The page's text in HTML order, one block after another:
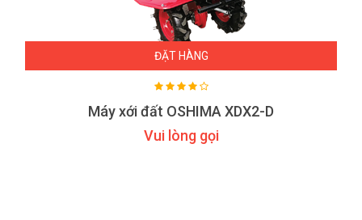
ĐẶT HÀNG
Máy xới đất OSHIMA XDX2-D
Vui lòng gọi